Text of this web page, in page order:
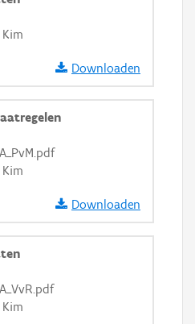
grijswaarden
Kim
Downloaden
Kim
Downloaden
Kim